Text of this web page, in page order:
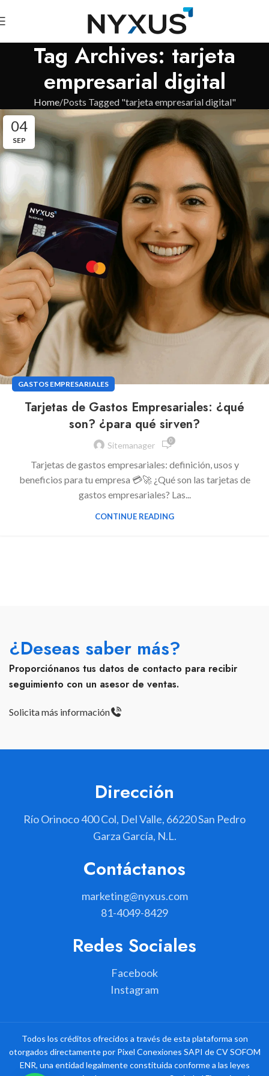
Tag Archives: tarjeta
empresarial digital
Home Posts Tagged "tarjeta empresarial digital"
04
SEP
GASTOS EMPRESARIALES
Tarjetas de Gastos Empresariales: ¿qué
son? ¿para qué sirven?
Sitemanager 0
Tarjetas de gastos empresariales: definición, usos y
beneficios para tu empresa 💳🚀 ¿Qué son las tarjetas de
gastos empresariales? Las...
CONTINUE READING
¿Deseas saber más?
Proporciónanos tus datos de contacto para recibir
seguimiento con un asesor de ventas.
Solicita más información
Dirección
Río Orinoco 400 Col, Del Valle, 66220 San Pedro
Garza García, N.L.
Contáctanos
marketing@nyxus.com
81-4049-8429
Redes Sociales
Facebook
Instagram
Todos los créditos ofrecidos a través de esta plataforma son
otorgados directamente por Pixel Conexiones SAPI de CV SOFOM
ENR, una entidad legalmente constituida conforme a las leyes